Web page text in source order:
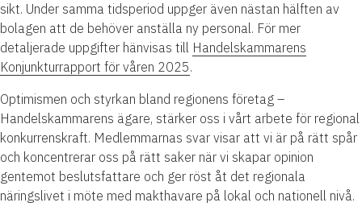
sikt. Under samma tidsperiod uppger även nästan hälften av
bolagen att de behöver anställa ny personal. För mer
detaljerade uppgifter hänvisas till Handelskammarens
Konjunkturrapport för våren 2025.
Optimismen och styrkan bland regionens företag –
Handelskammarens ägare, stärker oss i vårt arbete för regional
konkurrenskraft. Medlemmarnas svar visar att vi är på rätt spår
och koncentrerar oss på rätt saker när vi skapar opinion
gentemot beslutsfattare och ger röst åt det regionala
näringslivet i möte med makthavare på lokal och nationell nivå.